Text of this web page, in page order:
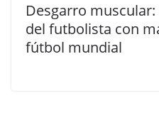
Desgarro
del futbolista con
fútbol mundial